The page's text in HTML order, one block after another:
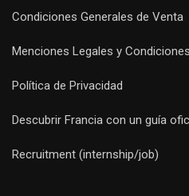
Condiciones Generales de Venta
Menciones Legales y
Política de Privacidad
Descubrir Francia con un guía
Recruitment (internship/job)